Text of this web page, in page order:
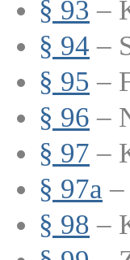
§ 93 –
§ 94 –
§ 95 –
§ 96 –
§ 97 –
§ 97a –
§ 98 –